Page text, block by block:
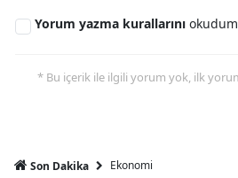
Yorum yazma kurallarını
* Bu içerik ile ilgili yorum yok, ilk
Son Dakika Ekonomi